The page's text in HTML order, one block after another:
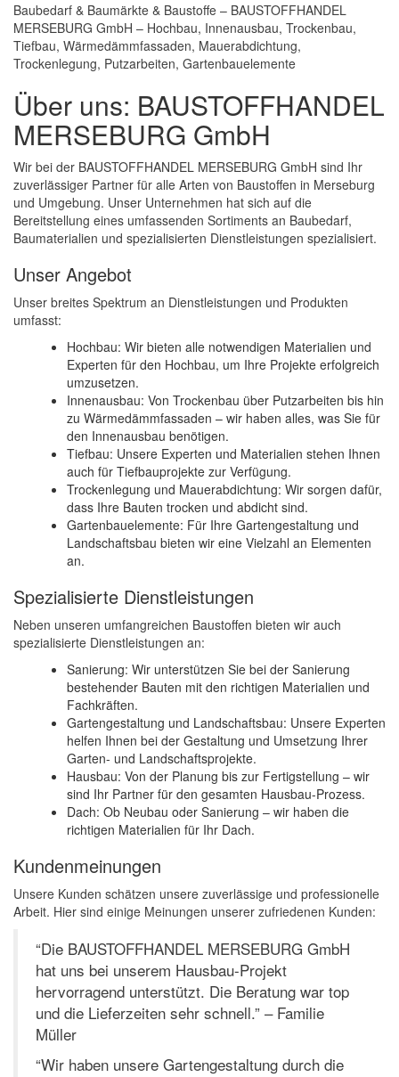
Baubedarf & Baumärkte & Baustoffe – BAUSTOFFHANDEL
MERSEBURG GmbH – Hochbau, Innenausbau, Trockenbau,
Tiefbau, Wärmedämmfassaden, Mauerabdichtung,
Trockenlegung, Putzarbeiten, Gartenbauelemente
Über uns: BAUSTOFFHANDEL
MERSEBURG GmbH
Wir bei der BAUSTOFFHANDEL MERSEBURG GmbH sind Ihr
zuverlässiger Partner für alle Arten von Baustoffen in Merseburg
und Umgebung. Unser Unternehmen hat sich auf die
Bereitstellung eines umfassenden Sortiments an Baubedarf,
Baumaterialien und spezialisierten Dienstleistungen spezialisiert.
Unser Angebot
Unser breites Spektrum an Dienstleistungen und Produkten
umfasst:
Hochbau: Wir bieten alle notwendigen Materialien und
Experten für den Hochbau, um Ihre Projekte erfolgreich
umzusetzen.
Innenausbau: Von Trockenbau über Putzarbeiten bis hin
zu Wärmedämmfassaden – wir haben alles, was Sie für
den Innenausbau benötigen.
Tiefbau: Unsere Experten und Materialien stehen Ihnen
auch für Tiefbauprojekte zur Verfügung.
Trockenlegung und Mauerabdichtung: Wir sorgen dafür,
dass Ihre Bauten trocken und abdicht sind.
Gartenbauelemente: Für Ihre Gartengestaltung und
Landschaftsbau bieten wir eine Vielzahl an Elementen
an.
Spezialisierte Dienstleistungen
Neben unseren umfangreichen Baustoffen bieten wir auch
spezialisierte Dienstleistungen an:
Sanierung: Wir unterstützen Sie bei der Sanierung
bestehender Bauten mit den richtigen Materialien und
Fachkräften.
Gartengestaltung und Landschaftsbau: Unsere Experten
helfen Ihnen bei der Gestaltung und Umsetzung Ihrer
Garten- und Landschaftsprojekte.
Hausbau: Von der Planung bis zur Fertigstellung – wir
sind Ihr Partner für den gesamten Hausbau-Prozess.
Dach: Ob Neubau oder Sanierung – wir haben die
richtigen Materialien für Ihr Dach.
Kundenmeinungen
Unsere Kunden schätzen unsere zuverlässige und professionelle
Arbeit. Hier sind einige Meinungen unserer zufriedenen Kunden:
“Die BAUSTOFFHANDEL MERSEBURG GmbH
hat uns bei unserem Hausbau-Projekt
hervorragend unterstützt. Die Beratung war top
und die Lieferzeiten sehr schnell.” – Familie
Müller
“Wir haben unsere Gartengestaltung durch die